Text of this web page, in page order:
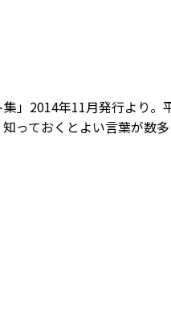
」2014年11月発行より
っておくとよい言葉が数